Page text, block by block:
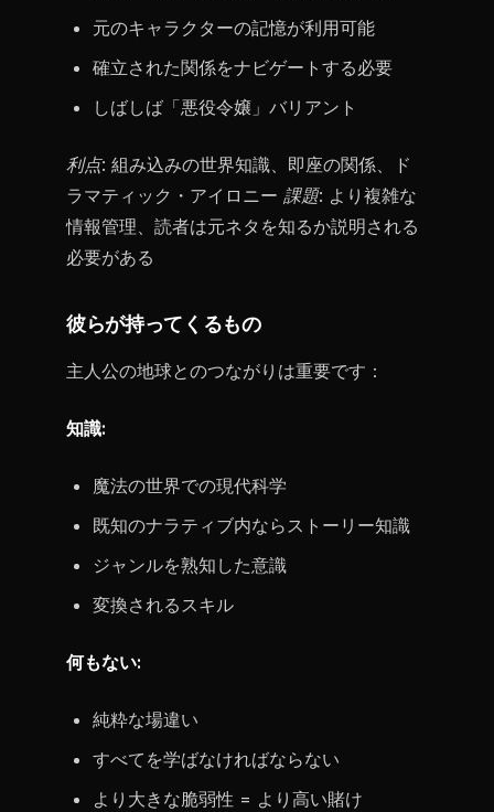
元のキャラクターの記憶が利用可能
確立された関係をナビゲートする必要
しばしば「悪役令嬢」バリアント
利点: 組み込みの世界知識、即座の関係、ド
ラマティック・アイロニー 課題: より複雑な
情報管理、読者は元ネタを知るか説明される
必要がある
彼らが持ってくるもの
主人公の地球とのつながりは重要です：
知識:
魔法の世界での現代科学
既知のナラティブ内ならストーリー知識
ジャンルを熟知した意識
変換されるスキル
何もない:
純粋な場違い
すべてを学ばなければならない
より大きな脆弱性 = より高い賭け